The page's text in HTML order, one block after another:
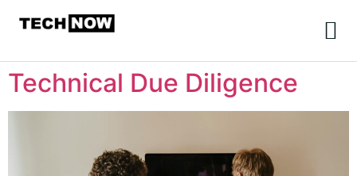
Technical Due Diligence